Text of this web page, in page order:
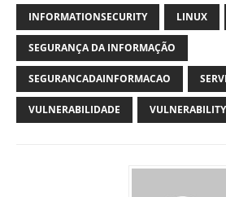
INFORMATIONSECURITY LINUX
SEGURANÇA DA INFORMAÇÃO
SEGURANCADAINFORMACAO
VULNERABILIDADE VULNERABILITY